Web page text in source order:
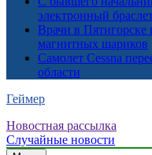
электронный
Врачи в Пятигорске
магнитных шариков
Самолет Cessna
области
Геймер
Новостная рассылка
Случайные новости